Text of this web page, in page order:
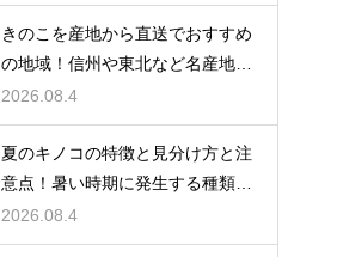
きのこを産地から直送でおすすめ
の地域！信州や東北など名産地の
美味しい味覚
2026.08.4
夏のキノコの特徴と見分け方と注
意点！暑い時期に発生する種類を
徹底解説
2026.08.4